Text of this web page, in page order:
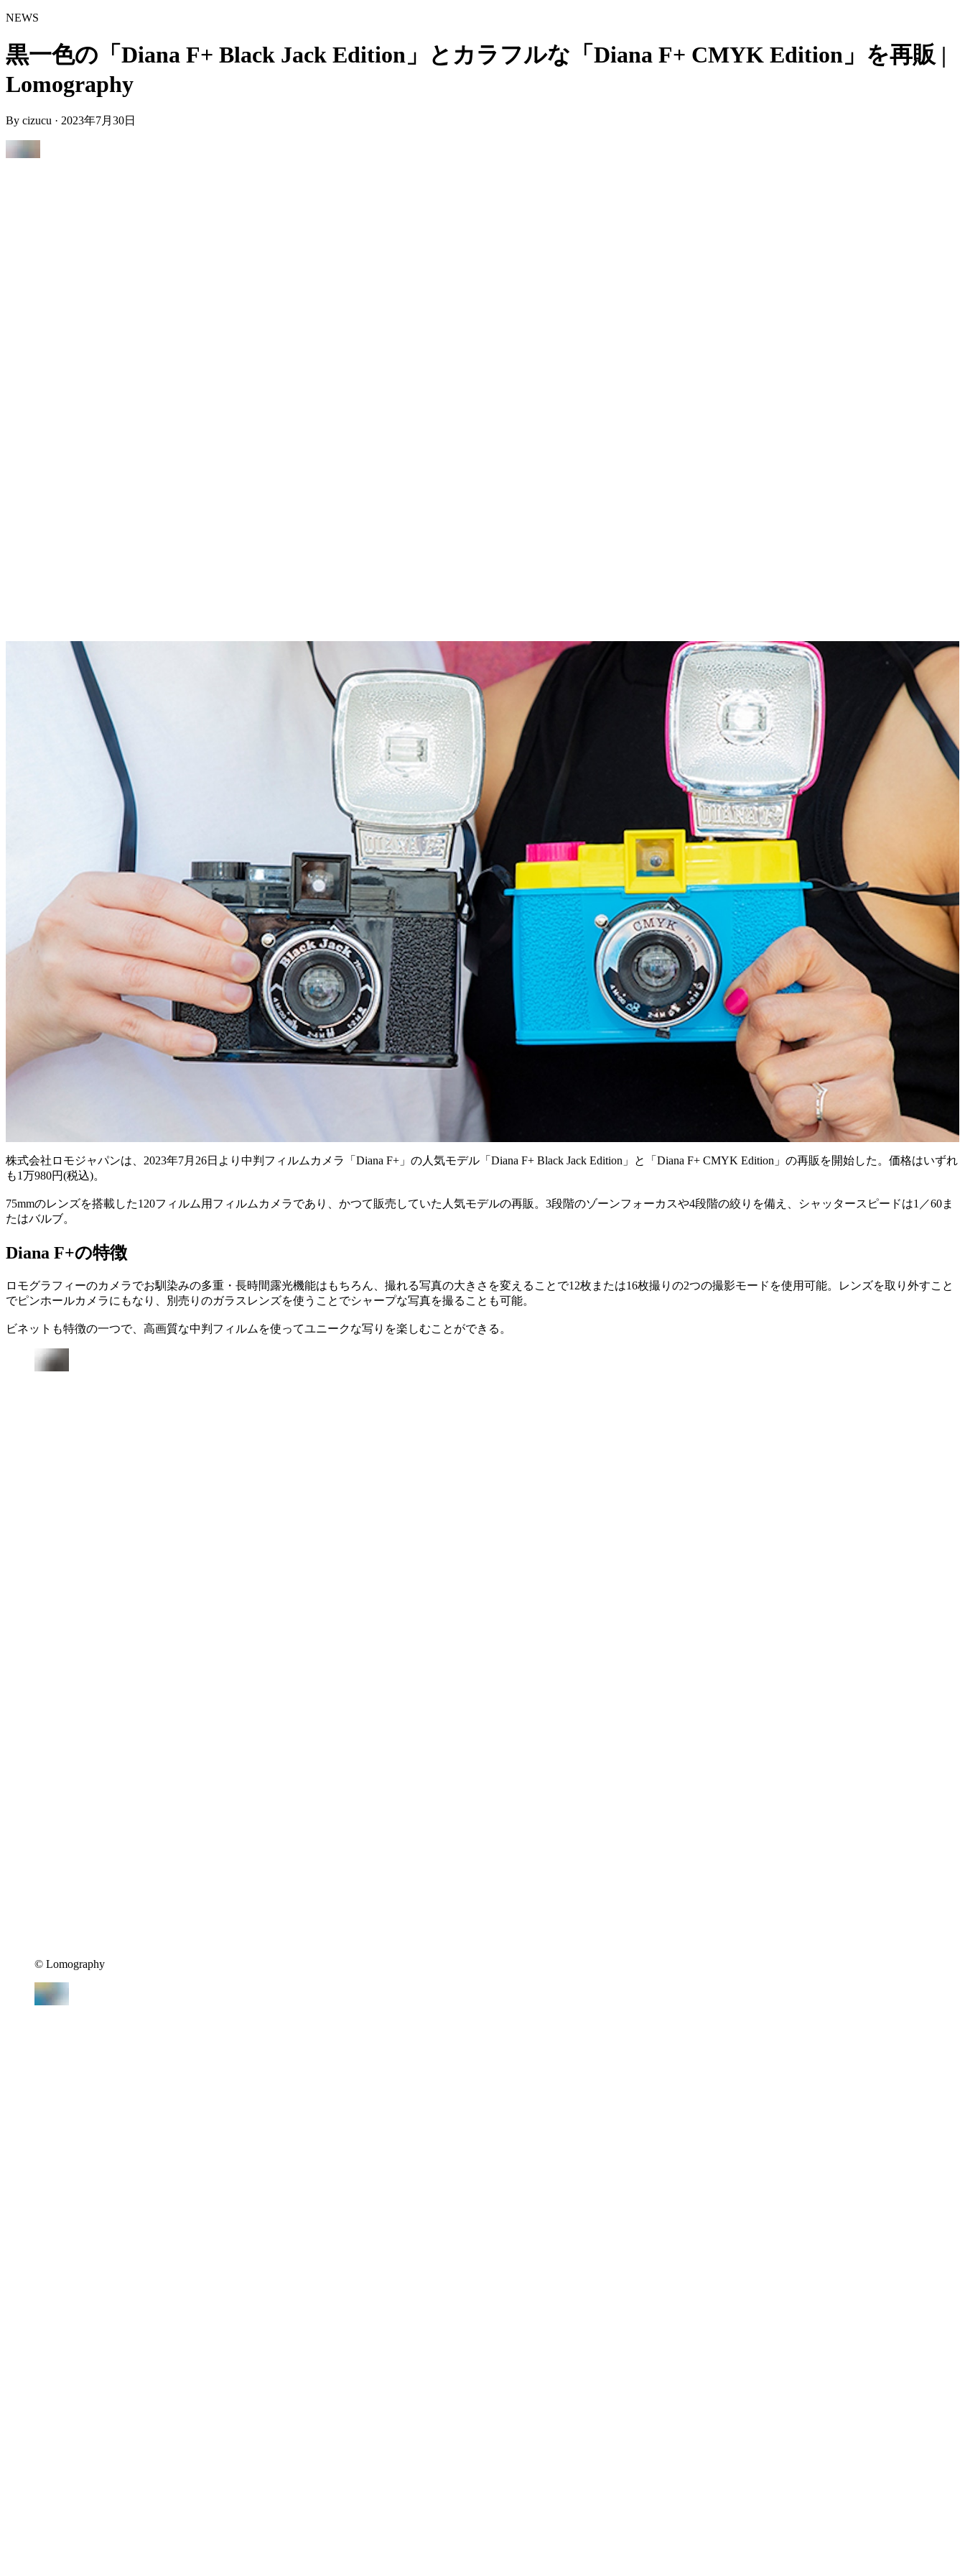
NEWS
黒一色の「Diana F+ Black Jack Edition」とカラフルな「Diana F+ CMYK Edition」を再販 |
Lomography
By cizucu · 2023年7月30日
株式会社ロモジャパンは、2023年7月26日より中判フィルムカメラ「Diana F+」の人気モデル「Diana F+ Black Jack Edition」と「Diana F+ CMYK Edition」の再販を開始した。価格はいずれ
も1万980円(税込)。
75mmのレンズを搭載した120フィルム用フィルムカメラであり、かつて販売していた人気モデルの再販。3段階のゾーンフォーカスや4段階の絞りを備え、シャッタースピードは1／60ま
たはバルブ。
Diana F+の特徴
ロモグラフィーのカメラでお馴染みの多重・長時間露光機能はもちろん、撮れる写真の大きさを変えることで12枚または16枚撮りの2つの撮影モードを使用可能。レンズを取り外すこと
でピンホールカメラにもなり、別売りのガラスレンズを使うことでシャープな写真を撮ることも可能。
ビネットも特徴の一つで、高画質な中判フィルムを使ってユニークな写りを楽しむことができる。
©︎ Lomography